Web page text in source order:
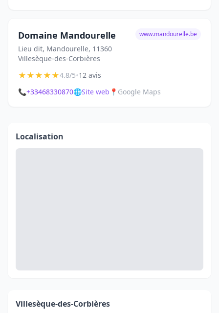
Domaine Mandourelle
Lieu dit, Mandourelle, 11360
Villesèque-des-Corbières
www.mandourelle.be
★★★★★4.8/5•12 avis
📞+33468330870🌐Site web 📍 Google Maps
Localisation
Villesèque-des-Corbières